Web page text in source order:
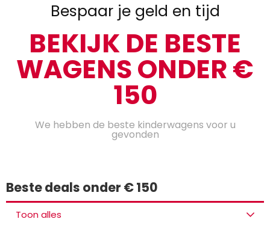
Bespaar je geld en tijd
BEKIJK DE BESTE
WAGENS ONDER €
150
We hebben de beste kinderwagens voor u
gevonden
Beste deals onder € 150
Toon alles